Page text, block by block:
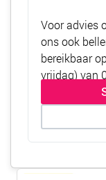
Voor advies
ons ook
bereikbaar
vrijdag) van